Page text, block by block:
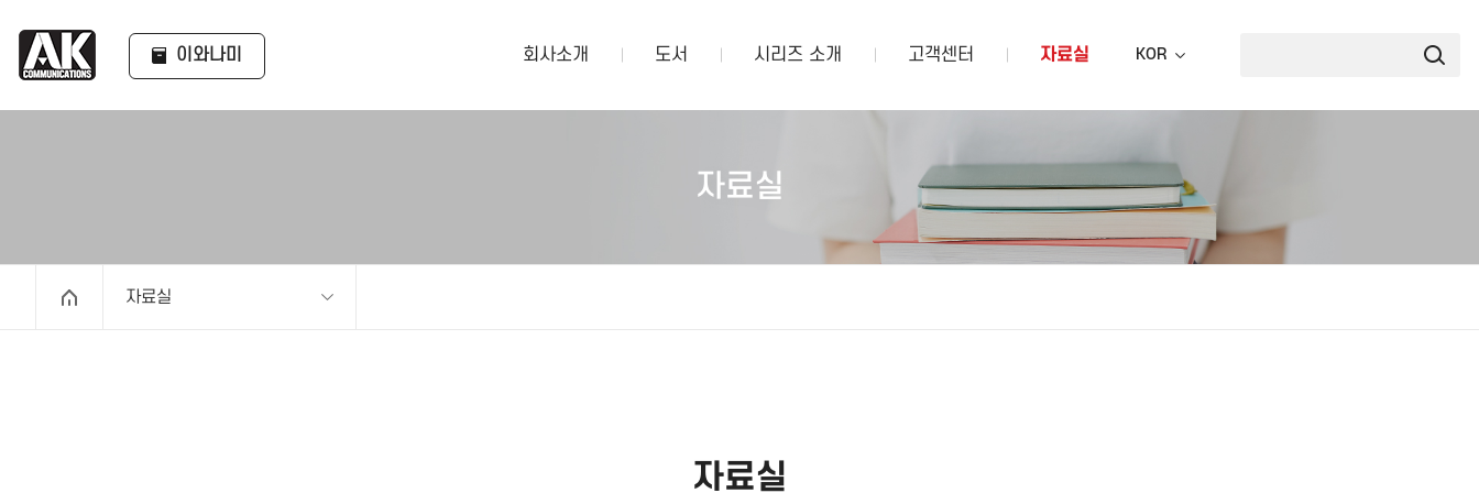
이와나미 회사소개 도서 시리즈 소개 고객센터 자료실 KOR
자료실
자료실
자료실